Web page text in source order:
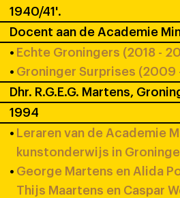
1940/41'.
Docent aan de Academie
• Echte Groningers (2018 -
• Groninger Surprises (2009
Dhr. R.G.E.G. Martens,
1994
• Leraren van de Academie
kunstonderwijs in
• George Martens en Alida
Thijs Maartens en Caspar